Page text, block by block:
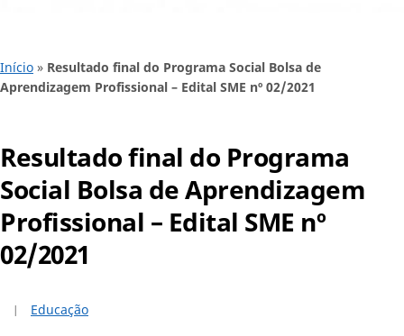
Início » Resultado final do Programa Social Bolsa de
Aprendizagem Profissional – Edital SME nº 02/2021
Resultado final do Programa
Social Bolsa de Aprendizagem
Profissional – Edital SME nº
02/2021
Educação